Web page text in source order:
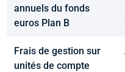
annuels du fonds
euros Plan B
Frais de gestion sur
unités de compte